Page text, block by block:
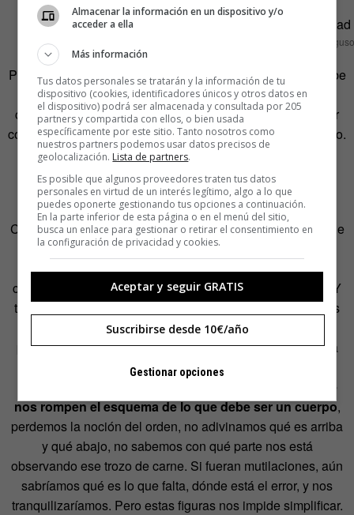
Foto: Erik
Para moldear estos especímenes infernales, Ferguson bebe
de innumerables fuentes. La naturaleza, las plantas, los
cuerpos, los olores… «Nunca bosquejo, comienzo a crear
con el ordenador y la criatura se transforma mientras trabajo.
Rara vez obtengo la misma imagen que imaginé al
principio». Se sirve de un programa llamado Zbrush para
modelar y de otro, Houdini, para animarlo y darle vida.
Caras que se desintegran, pezones que nacen en medio de
un amasijo de carne, desnudeces hacinadas, pieles
erupcionadas y plagadas de pomopas, una especie de
corazón con una oreja pegada que vibra con el sonido… Y
todo recubierto de piel lisa, aceitosa, sin un solo pelo. Nos
damos cuenta de que el pelo, de una u otra forma, nos
protege del exterior: la desnudez extrema aterra, nos deja
indiscutiblemente expuestos.Las deformaciones y
mutaciones de Ferguson desatan la ansiedad porque
nos rompen el esquema de lo que debe ser un cuerpo,
perdemos la noción del orden, no adivinamos qué es arriba
y qué abajo, no sabemos con qué parte nos está
observando ese trozo de carne. Si fueran mutilaciones, aún
sabríamos qué es lo que falta, dónde está el error, y nos
tranquilizaríamos. Pero estas figuras nos impide simplificar.
Almacenar la información en un dispositivo y/o
acceder a ella
Más información
Tus datos personales se tratarán y la información de tu
dispositivo (cookies, identificadores únicos y otros datos en
el dispositivo) podrá ser almacenada y consultada por 205
partners y compartida con ellos, o bien usada
específicamente por este sitio. Tanto nosotros como
nuestros partners podemos usar datos precisos de
geolocalización. Lista de partners.
Es posible que algunos proveedores traten tus datos
personales en virtud de un interés legítimo, algo a lo que
puedes oponerte gestionando tus opciones a continuación.
En la parte inferior de esta página o en el menú del sitio,
busca un enlace para gestionar o retirar el consentimiento en
la configuración de privacidad y cookies.
Aceptar y seguir GRATIS
Suscribirse desde 10€/año
Gestionar opciones